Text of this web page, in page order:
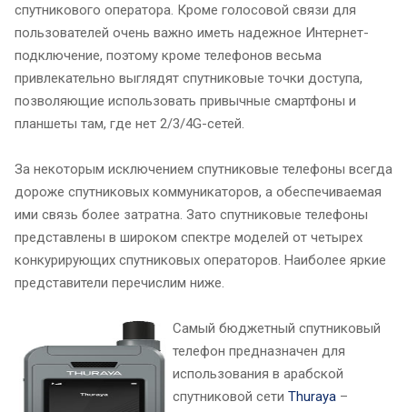
спутникового оператора. Кроме голосовой связи для
пользователей очень важно иметь надежное Интернет-
подключение, поэтому кроме телефонов весьма
привлекательно выглядят спутниковые точки доступа,
позволяющие использовать привычные смартфоны и
планшеты там, где нет 2/3/4G-сетей.
За некоторым исключением спутниковые телефоны всегда
дороже спутниковых коммуникаторов, а обеспечиваемая
ими связь более затратна. Зато спутниковые телефоны
представлены в широком спектре моделей от четырех
конкурирующих спутниковых операторов. Наиболее яркие
представители перечислим ниже.
Самый бюджетный спутниковый
телефон предназначен для
использования в арабской
спутниковой сети Thuraya –